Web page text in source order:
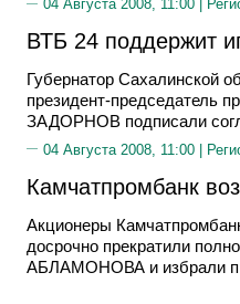
04 Августа 2008, 11:00 |
ВТБ 24 поддержит
Губернатор
президент-председатель
ЗАДОРНОВ подписали
04 Августа 2008, 11:00 |
Камчатпромбанк
Акционеры
досрочно прекратили
АБЛАМОНОВА и избрали